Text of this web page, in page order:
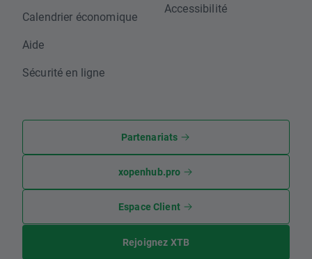
Calendrier économique
Aide
Sécurité en ligne
Accessibilité
Partenariats
xopenhub.pro
Espace Client
Rejoignez XTB